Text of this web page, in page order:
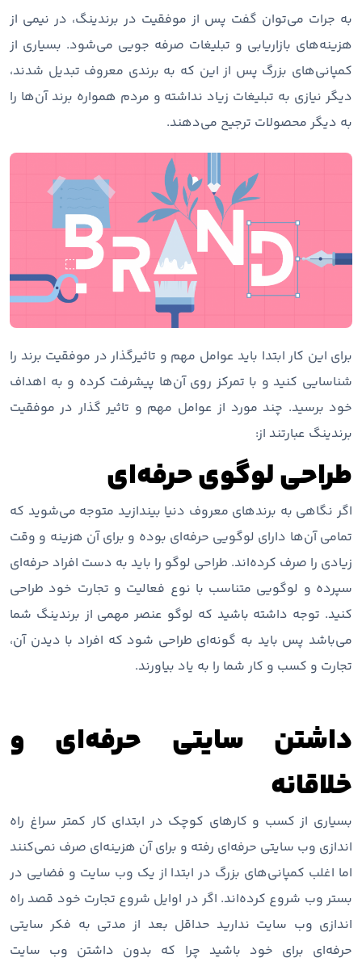
به جرات می‌توان گفت پس از موفقیت در برندینگ، در نیمی از
هزینه‌های بازاریابی و تبلیغات صرفه جویی می‌شود. بسیاری از
کمپانی‌های بزرگ پس از این که به برندی معروف تبدیل شدند،
دیگر نیازی به تبلیغات زیاد نداشته و مردم همواره برند آن‌ها را
به دیگر محصولات ترجیح می‌دهند.
برای این کار ابتدا باید عوامل مهم و تاثیرگذار در موفقیت برند را
شناسایی کنید و با تمرکز روی آن‌ها پیشرفت کرده و به اهداف
خود برسید. چند مورد از عوامل مهم و تاثیر گذار در موفقیت
برندینگ عبارتند از:
طراحی لوگوی حرفه‌ای
اگر نگاهی به برندهای معروف دنیا بیندازید متوجه می‌شوید که
تمامی آن‌ها دارای لوگویی حرفه‌ای بوده و برای آن هزینه و وقت
زیادی را صرف کرده‌اند. طراحی لوگو را باید به دست افراد حرفه‌ای
سپرده و لوگویی متناسب با نوع فعالیت و تجارت خود طراحی
کنید. توجه داشته باشید که لوگو عنصر مهمی از برندینگ شما
می‌باشد پس باید به گونه‌ای طراحی شود که افراد با دیدن آن،
تجارت و کسب و کار شما را به یاد بیاورند.
داشتن سایتی حرفه‌ای و
خلاقانه
بسیاری از کسب و کارهای کوچک در ابتدای کار کمتر سراغ راه
اندازی وب سایتی حرفه‌ای رفته و برای آن هزینه‌ای صرف نمی‌کنند
اما اغلب کمپانی‌های بزرگ در ابتدا از یک وب سایت و فضایی در
بستر وب شروع کرده‌اند. اگر در اوایل شروع تجارت خود قصد راه
اندازی وب سایت ندارید حداقل بعد از مدتی به فکر سایتی
حرفه‌ای برای خود باشید چرا که بدون داشتن وب سایت